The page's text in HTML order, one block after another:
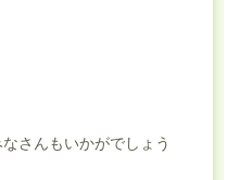
さんもいかがでしょう